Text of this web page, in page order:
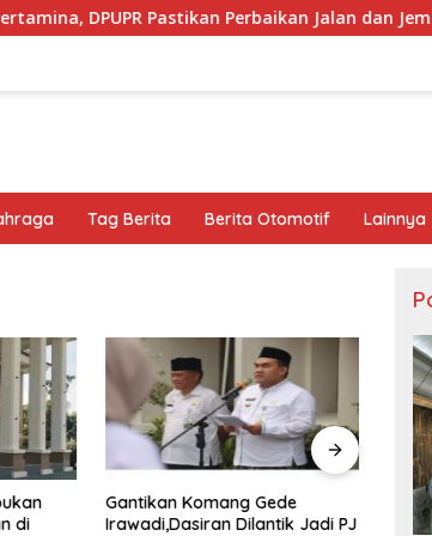
Perbaikan Jalan dan Jembatan Jadi
Tag Berita Berita Otomotif Lainnya
di
Gantikan Komang Gede
Irawadi,Dasiran Dilantik Jadi PJ